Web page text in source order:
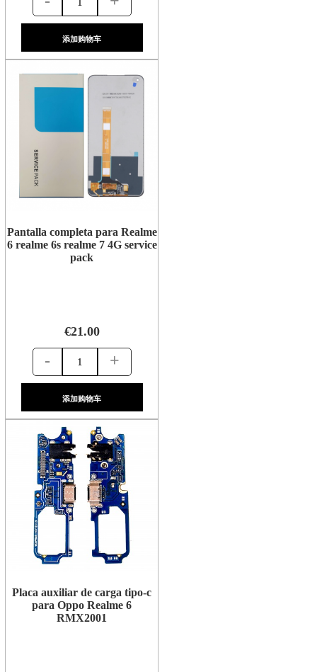
添加购物车
Pantalla completa para Realme
6 realme 6s realme 7 4G service
pack
€21.00
- +
添加购物车
Placa auxiliar de carga tipo-c
para Oppo Realme 6
RMX2001